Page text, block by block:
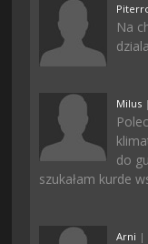
Na
Milus
do
szukałam kurde
Arni |